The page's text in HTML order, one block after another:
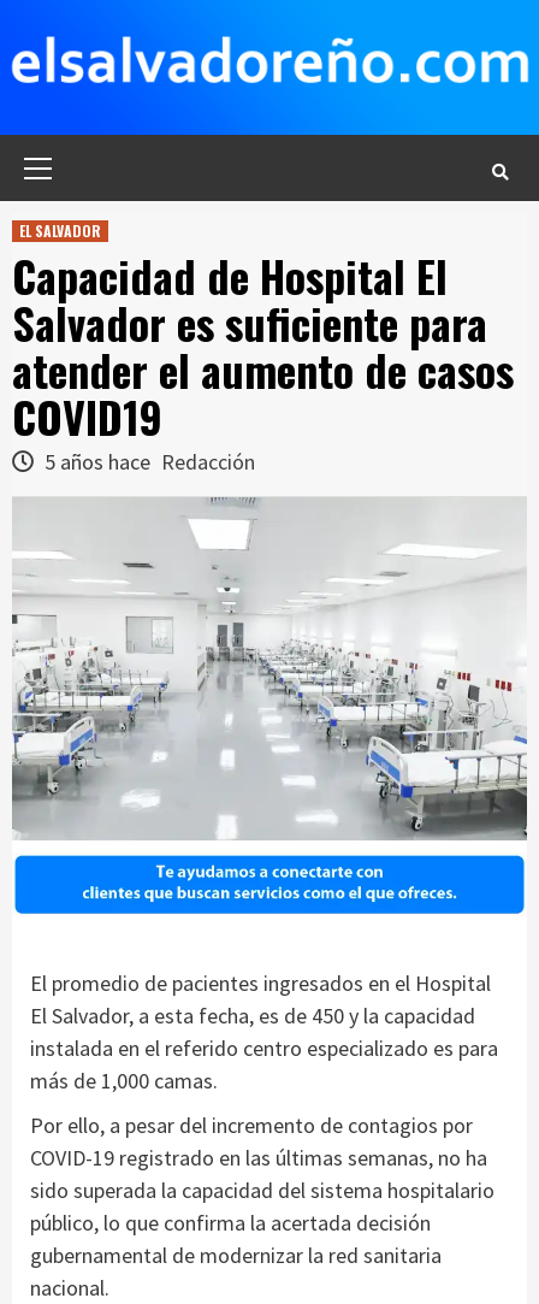
contenido
EL SALVADOR
Capacidad de Hospital El
Salvador es suficiente para
atender el aumento de casos
COVID19
5 años hace Redacción
El promedio de pacientes ingresados en el Hospital
El Salvador, a esta fecha, es de 450 y la capacidad
instalada en el referido centro especializado es para
más de 1,000 camas.
Por ello, a pesar del incremento de contagios por
COVID-19 registrado en las últimas semanas, no ha
sido superada la capacidad del sistema hospitalario
público, lo que confirma la acertada decisión
gubernamental de modernizar la red sanitaria
nacional.